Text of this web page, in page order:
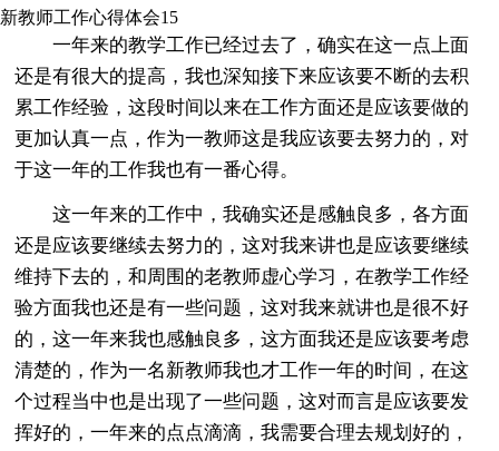
新教师工作心得体会15
一年来的教学工作已经过去了，确实在这一点上面
还是有很大的提高，我也深知接下来应该要不断的去积
累工作经验，这段时间以来在工作方面还是应该要做的
更加认真一点，作为一教师这是我应该要去努力的，对
于这一年的工作我也有一番心得。
这一年来的工作中，我确实还是感触良多，各方面
还是应该要继续去努力的，这对我来讲也是应该要继续
维持下去的，和周围的老教师虚心学习，在教学工作经
验方面我也还是有一些问题，这对我来就讲也是很不好
的，这一年来我也感触良多，这方面我还是应该要考虑
清楚的，作为一名新教师我也才工作一年的时间，在这
个过程当中也是出现了一些问题，这对而言是应该要发
挥好的，一年来的点点滴滴，我需要合理去规划好的，